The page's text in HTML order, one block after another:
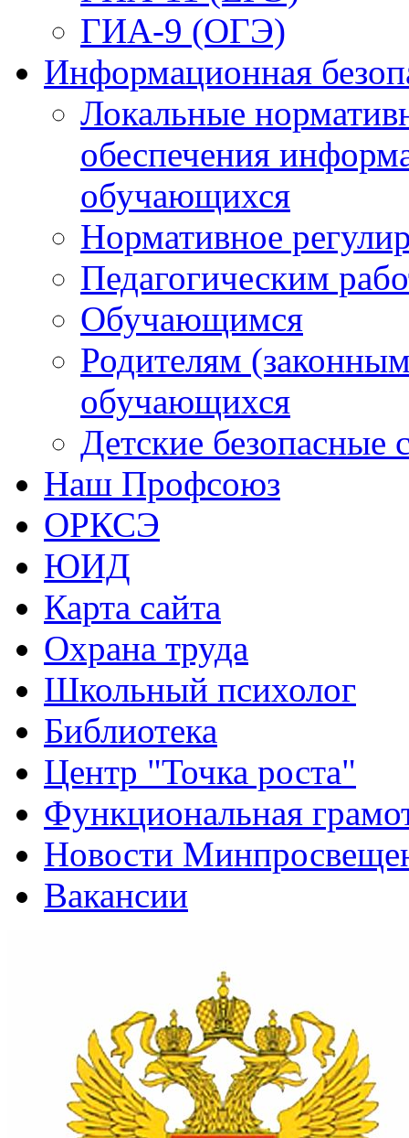
ГИА-9 (ОГЭ)
Информационная
Локальные
обеспечения
обучающихся
Нормативное
Педагогическим
Обучающимся
Родителям
обучающихся
Детские безопасные
Наш Профсоюз
ОРКСЭ
ЮИД
Карта сайта
Охрана труда
Школьный психолог
Библиотека
Центр "Точка роста"
Функциональная
Новости
Вакансии